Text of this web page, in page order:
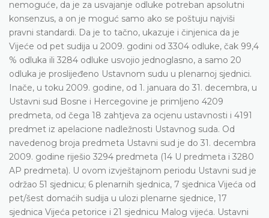
nemoguće, da je za usvajanje odluke potreban apsolutni
konsenzus, a on je moguć samo ako se poštuju najviši
pravni standardi. Da je to tačno, ukazuje i činjenica da je
Vijeće od pet sudija u 2009. godini od 3304 odluke, čak 99,4
% odluka ili 3284 odluke usvojio jednoglasno, a samo 20
odluka je proslijeđeno Ustavnom sudu u plenarnoj sjednici.
Inače, u toku 2009. godine, od 1. januara do 31. decembra, u
Ustavni sud Bosne i Hercegovine je primljeno 4209
predmeta, od čega 18 zahtjeva za ocjenu ustavnosti i 4191
predmet iz apelacione nadležnosti Ustavnog suda. Od
navedenog broja predmeta Ustavni sud je do 31. decembra
2009. godine riješio 3294 predmeta (14 U predmeta i 3280
AP predmeta). U ovom izvještajnom periodu Ustavni sud je
održao 51 sjednicu; 6 plenarnih sjednica, 7 sjednica Vijeća od
pet/šest domaćih sudija u ulozi plenarne sjednice, 17
sjednica Vijeća petorice i 21 sjednicu Malog vijeća. Ustavni